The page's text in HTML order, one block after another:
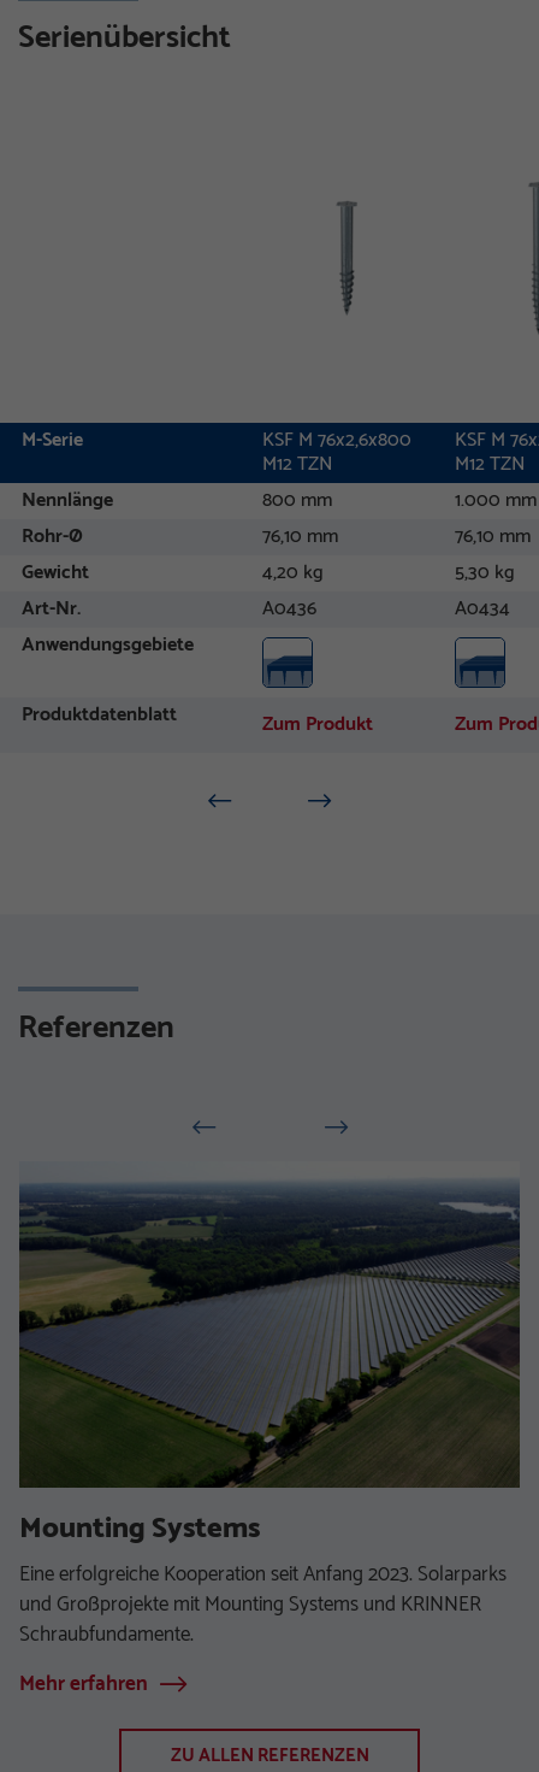
Serienübersicht
M-Serie KSF M 76x2,6x800
M12 TZN
KSF M
M12 TZN
Nennlänge
800 mm
1.000 mm
Rohr-Ø
76,10 mm
76,10 mm
Gewicht
4,20 kg
5,30 kg
Art-Nr.
A0436
A0434
Anwendungsgebiete
Produktdatenblatt Zum Produkt Zum
Referenzen
Mounting Systems
Eine erfolgreiche Kooperation seit Anfang 2023. Solarparks
und Großprojekte mit Mounting Systems und KRINNER
Schraubfundamente.
Mehr erfahren
ZU ALLEN REFERENZEN